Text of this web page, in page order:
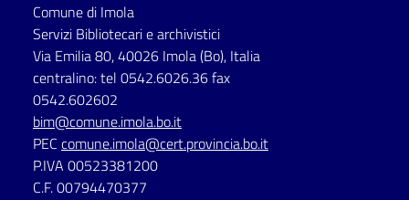
Comune di Imola
Servizi Bibliotecari e archivistici
Via Emilia 80, 40026 Imola (Bo), Italia
centralino: tel 0542.6026.36 fax
0542.602602
bim@comune.imola.bo.it
PEC comune.imola@cert.provincia.bo.it
P.IVA 00523381200
C.F. 00794470377